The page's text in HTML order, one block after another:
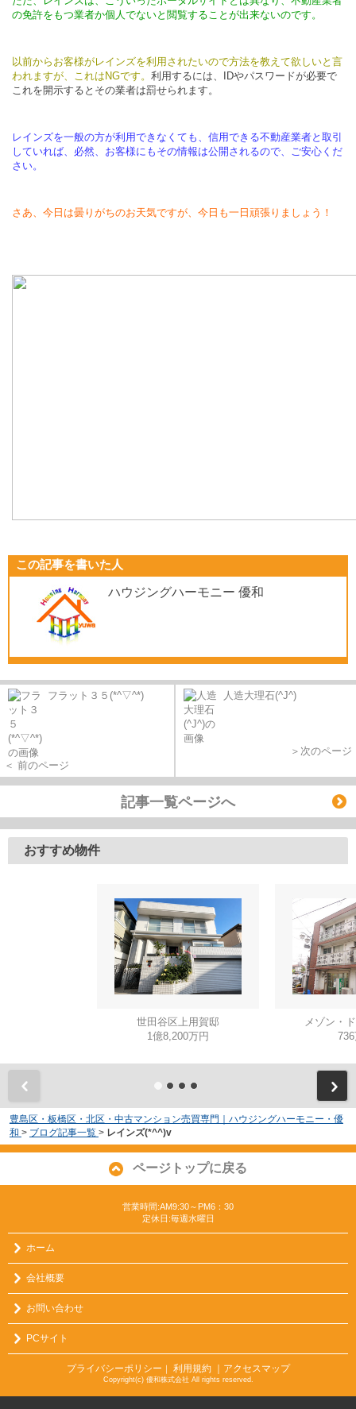
の免許をもつ業者か個人でないと閲覧することが出来ないのです。
以前からお客様がレインズを利用されたいので方法を教えて欲しいと言
われますが、これはNGです。 利用するには、IDやパスワードが必要で
これを開示するとその業者は罰せられます。
レインズを一般の方が利用できなくても、信用できる不動産業者と取引
していれば、必然、お客様にもその情報は公開されるので、ご安心くだ
さい。
さあ、今日は曇りがちのお天気ですが、今日も一日頑張りましょう！
この記事を書いた人
ハウジングハーモニー 優和
フラット３５(*^▽^*)
＜ 前のページ
人造大理石(^J^)
＞次のページ
記事一覧ページへ
おすすめ物件
世田谷区上用賀邸
1億8,200万円
メゾン・
豊島区・板橋区・北区・中古マンション売買専門｜ハウジングハーモニー・優
和 > ブログ記事一覧 > レインズ(*^^)v
ページトップに戻る
営業時間:AM9:30～PM6：30
定休日:毎週水曜日
ホーム
会社概要
お問い合わせ
PCサイト
プライバシーポリシー ｜ 利用規約 ｜アクセスマップ
Copyright(c) 優和株式会社 All rights reserved.